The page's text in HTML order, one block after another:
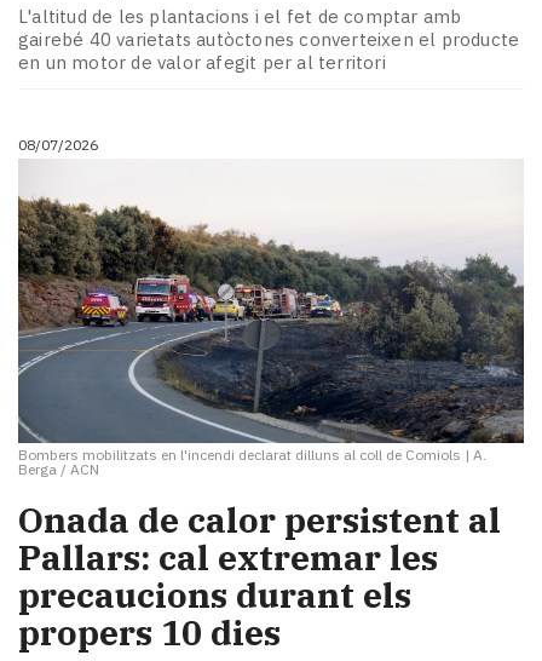
L'altitud de les plantacions i el fet de comptar amb
gairebé 40 varietats autòctones converteixen el producte
en un motor de valor afegit per al territori
08/07/2026
Bombers mobilitzats en l'incendi declarat dilluns al coll de Comiols | A.
Berga / ACN
Onada de calor persistent al
Pallars: cal extremar les
precaucions durant els
propers 10 dies